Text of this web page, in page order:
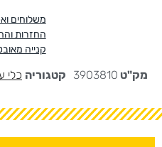
משלוחים
החזרות
קנייה
מק"ט 3903810 קטגוריה כלי